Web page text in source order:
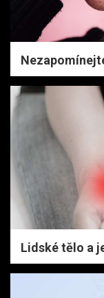
Lidské tělo a